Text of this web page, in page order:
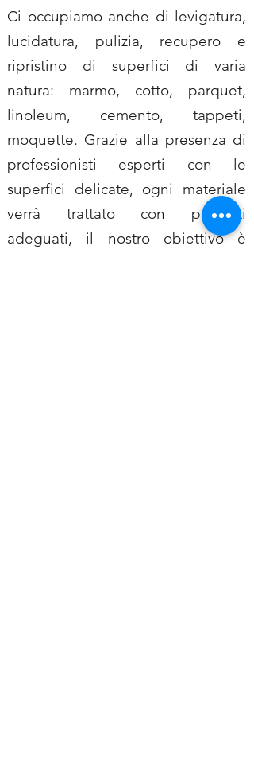
Ci occupiamo anche di levigatura,
lucidatura, pulizia, recupero e
ripristino di superfici di varia
natura: marmo, cotto, parquet,
linoleum, cemento, tappeti,
moquette. Grazie alla presenza di
professionisti esperti con le
superfici delicate, ogni materiale
verrà trattato con prodotti
adeguati, il nostro obiettivo è